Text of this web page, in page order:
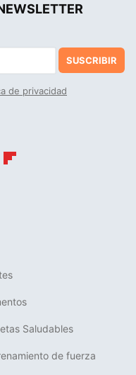
SUSCRIBIR
de privacidad
Saludables
de fuerza